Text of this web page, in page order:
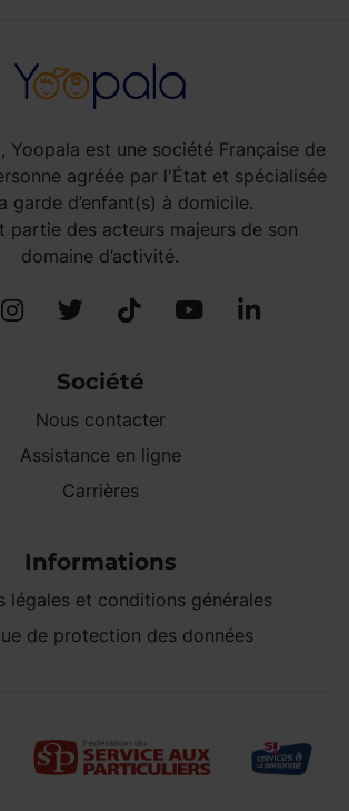
Yoopala est une société Française de
agréée par l'État et spécialisée
garde d’enfant(s) à domicile.
partie des acteurs majeurs de son
domaine d’activité.
Société
Nous contacter
Assistance en ligne
Carrières
Informations
légales et conditions générales
de protection des données